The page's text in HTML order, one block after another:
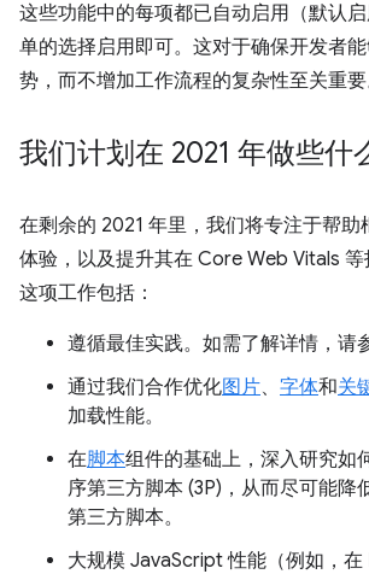
这些功能中的每项都已自动启用（默认
单的选择启用即可。这对于确保开发者
势，而不增加工作流程的复杂性至关重要
我们计划在 2021 年做些什
在剩余的 2021 年里，我们将专注于帮助
体验，以及提升其在 Core Web Vitals 等
这项工作包括：
遵循最佳实践。如需了解详情，请
通过我们合作优化图片、 字体和关
加载性能。
在脚本组件的基础上，深入研究如
序第三方脚本 (3P)，从而尽可能降
第三方脚本。
大规模 JavaScript 性能（例如，在